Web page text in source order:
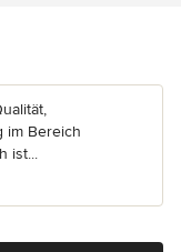
im Bereich
ist...